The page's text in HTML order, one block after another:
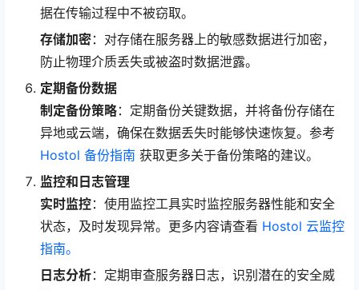
据在传输过程中不被窃取。
存储加密：对存储在服务器上的敏感数据进行加密，
防止物理介质丢失或被盗时数据泄露。
定期备份数据
制定备份策略：定期备份关键数据，并将备份存储在
异地或云端，确保在数据丢失时能够快速恢复。参考
Hostol 备份指南 获取更多关于备份策略的建议。
监控和日志管理
实时监控：使用监控工具实时监控服务器性能和安全
状态，及时发现异常。更多内容请查看 Hostol 云监控
指南。
日志分析：定期审查服务器日志，识别潜在的安全威